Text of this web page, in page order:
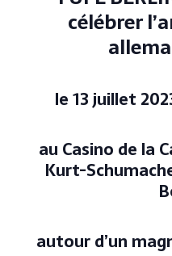
célébrer
le 13 juillet
au Casino de la
Kurt-
autour d’un